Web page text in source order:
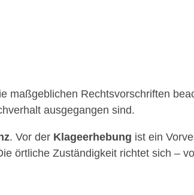
maßgeblichen Rechtsvorschriften
ausgegangen sind.
. Vor der Klageerhebung ist ein
örtliche Zuständigkeit richtet sich –